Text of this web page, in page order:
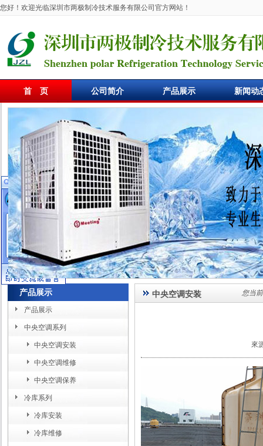
您好！欢迎光临深圳市两极制冷技术服务有限公司官方网站！
首 页 公司简介 产品展示 新闻动
产品展示
产品展示
中央空调系列
中央空调安装
中央空调维修
中央空调保养
冷库系列
冷库安装
冷库维修
您当
中央空调安装
來
在线客服